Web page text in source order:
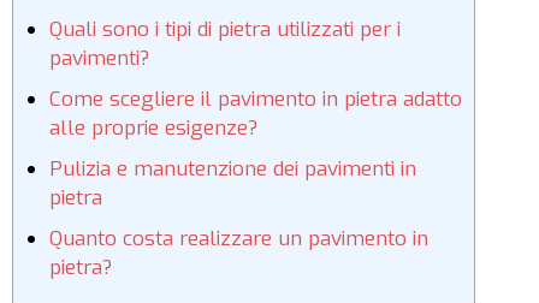
Quali sono i tipi di pietra utilizzati per i
pavimenti?
Come scegliere il pavimento in pietra adatto
alle proprie esigenze?
Pulizia e manutenzione dei pavimenti in
pietra
Quanto costa realizzare un pavimento in
pietra?